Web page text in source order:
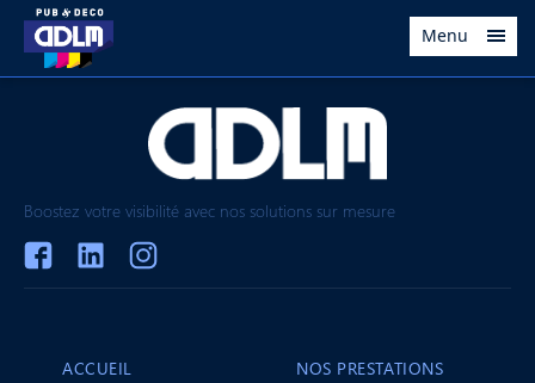
Menu
Boostez votre visibilité avec nos solutions sur mesure
ACCUEIL
NOS PRESTATIONS